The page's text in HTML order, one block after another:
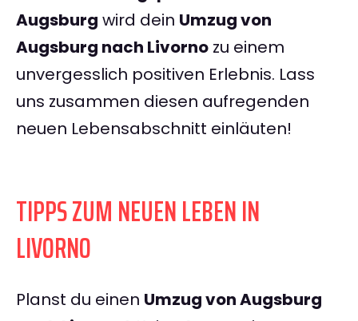
Augsburg wird dein Umzug von
Augsburg nach Livorno zu einem
unvergesslich positiven Erlebnis. Lass
uns zusammen diesen aufregenden
neuen Lebensabschnitt einläuten!
TIPPS ZUM NEUEN LEBEN IN
LIVORNO
Planst du einen Umzug von Augsburg